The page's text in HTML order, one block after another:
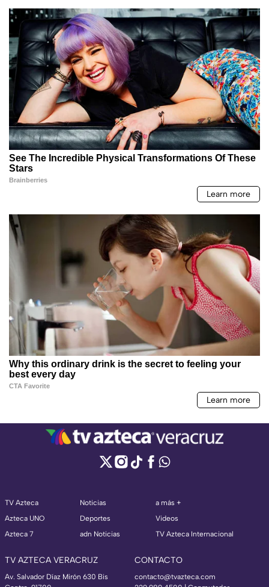
TV Azteca
Azteca UNO
Azteca 7
Noticias
Deportes
adn Noticias
a más +
Videos
TV Azteca Internacional
TV AZTECA VERACRUZ
Av. Salvador Díaz Mirón 630 Bis
CONTACTO
contacto@tvazteca.com